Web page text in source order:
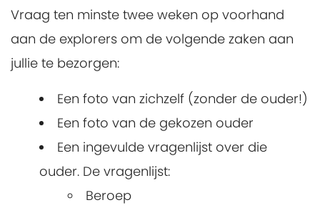
Vraag ten minste twee weken op voorhand
aan de explorers om de volgende zaken aan
jullie te bezorgen:
Een foto van zichzelf (zonder de ouder!)
Een foto van de gekozen ouder
Een ingevulde vragenlijst over die
ouder. De vragenlijst:
Beroep